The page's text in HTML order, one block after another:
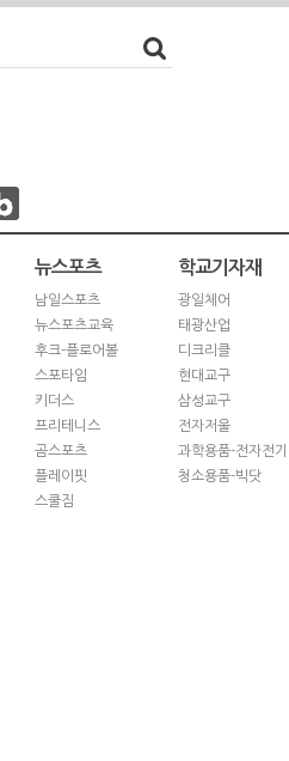
뉴스포츠
남일스포츠
뉴스포츠교육
후크-플로어볼
스포타임
키더스
프리테니스
곰스포츠
플레이핏
스쿨짐
학교기자재
광일체어
태광산업
디크리클
현대교구
삼성교구
전자저울
과학용품-전자전기
청소용품-빅닷